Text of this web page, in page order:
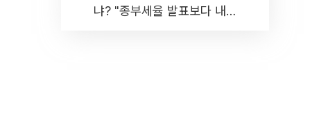
냐? "종부세율 발표보다 내릴